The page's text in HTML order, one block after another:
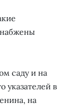
саду и на
указателей в
на